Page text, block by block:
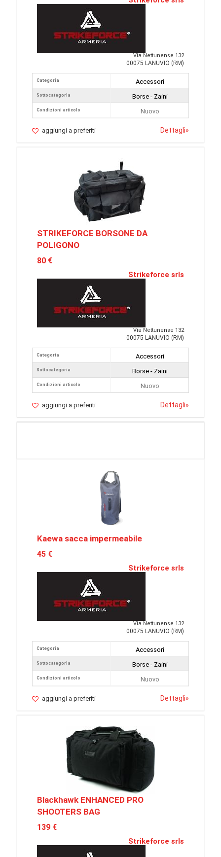
Via Nettunense 132
00075 LANUVIO (RM)
Categoria
Sottocategoria
Condizioni articolo
Accessori
Borse - Zaini
Nuovo
aggiungi a preferiti Dettagli»
STRIKEFORCE BORSONE DA
POLIGONO
80 €
Strikeforce srls
Via Nettunense 132
00075 LANUVIO (RM)
Categoria
Sottocategoria
Condizioni articolo
Accessori
Borse - Zaini
Nuovo
aggiungi a preferiti Dettagli»
Kaewa sacca impermeabile
45 €
Strikeforce srls
Via Nettunense 132
00075 LANUVIO (RM)
Categoria
Sottocategoria
Condizioni articolo
Accessori
Borse - Zaini
Nuovo
aggiungi a preferiti Dettagli»
Blackhawk ENHANCED PRO
SHOOTERS BAG
139 €
Strikeforce srls